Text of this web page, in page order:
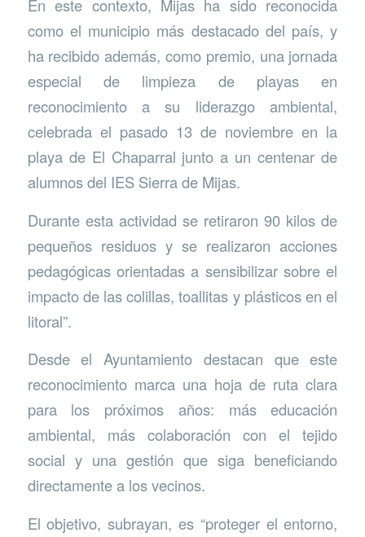
En este contexto, Mijas ha sido reconocida
como el municipio más destacado del país, y
ha recibido además, como premio, una jornada
especial de limpieza de playas en
reconocimiento a su liderazgo ambiental,
celebrada el pasado 13 de noviembre en la
playa de El Chaparral junto a un centenar de
alumnos del IES Sierra de Mijas.
Durante esta actividad se retiraron 90 kilos de
pequeños residuos y se realizaron acciones
pedagógicas orientadas a sensibilizar sobre el
impacto de las colillas, toallitas y plásticos en el
litoral”.
Desde el Ayuntamiento destacan que este
reconocimiento marca una hoja de ruta clara
para los próximos años: más educación
ambiental, más colaboración con el tejido
social y una gestión que siga beneficiando
directamente a los vecinos.
El objetivo, subrayan, es “proteger el entorno,